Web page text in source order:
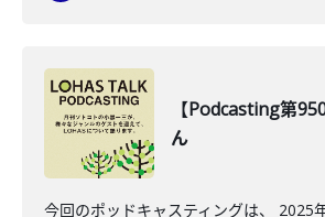
【Podcasting第
ん
今回のポッドキャスティングは、 2025